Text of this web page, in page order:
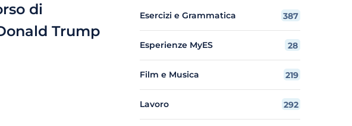
di
Trump
Esercizi e Grammatica 387
Esperienze MyES 28
Film e Musica 219
Lavoro 292